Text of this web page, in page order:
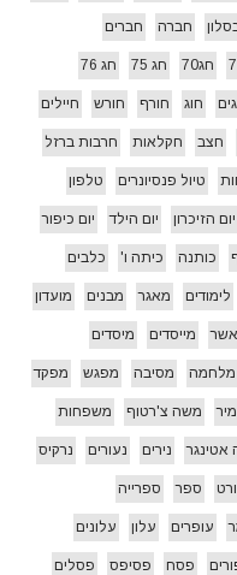
חברה חברים
חג70 חג 75 חג 76
חוג חורף חורש חיילים
חצב חקלאות חרבות ברזל
טיול פנסיונרים טלפון
יום הזיכרון יום הילד יום כיפור
כותנה כיתה ו' כלבים
לימודים מאגר מבנים מועדון
מייסדים מיסדים
מלחמה מסיבה מפגש מפקד
משה צ'רטוף משפחות
אטינגר נירים נעורים נרקיס
ספר ספרייה
עופרים עלון עלונים
פסח פסיפס פסלים